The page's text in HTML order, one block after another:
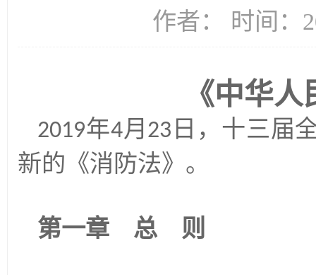
作者： 时间：
《中华
2019年4月 23 日，十三届
新的《消防法》。
第一章 总 则